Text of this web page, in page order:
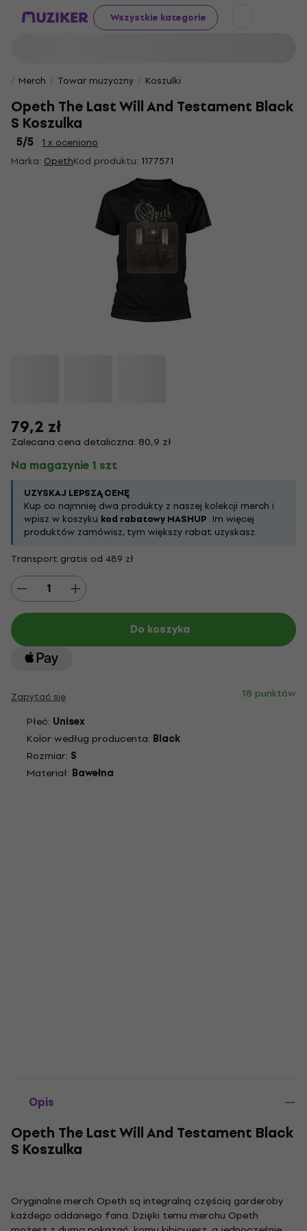
Wszystkie kategorie
Merch Towar muzyczny Koszulki
Opeth The Last Will And Testament Black
S Koszulka
5/5
1 x oceniono
Marka: OpethKod produktu: 1177571
79,2 zł
Zalecana cena detaliczna: 80,9 zł
Na magazynie 1 szt
UZYSKAJ LEPSZĄ CENĘ
Kup co najmniej dwa produkty z naszej kolekcji merch i
wpisz w koszyku kod rabatowy MASHUP. Im więcej
produktów zamówisz, tym większy rabat uzyskasz.
Transport gratis od 489 zł
Do koszyka
Zapytać się
18 punktów
Płeć: Unisex
Kolor według producenta: Black
Rozmiar: S
Materiał: Bawełna
Opis
Opeth The Last Will And Testament Black
S Koszulka
Oryginalne merch Opeth są integralną częścią garderoby
każdego oddanego fana. Dzięki temu merchu Opeth